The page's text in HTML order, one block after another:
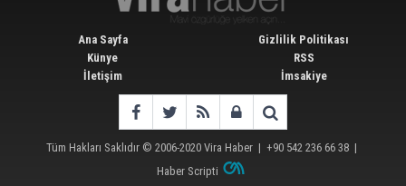
Ana Sayfa
Künye
İletişim
Gizlilik Politikası
RSS
İmsakiye
Tüm Hakları Saklıdır © 2006-2020 Vira Haber | +90 542 236 66 38 |
Haber Scripti